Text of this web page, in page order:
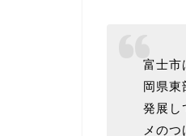
富士市
岡県東
発展し
メの